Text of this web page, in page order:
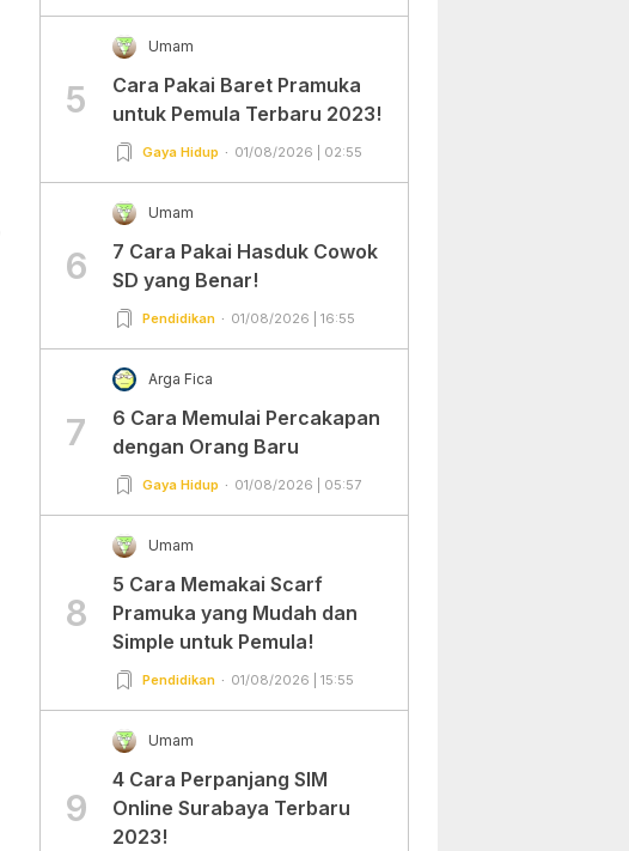
5
Umam
Cara Pakai Baret Pramuka
untuk Pemula Terbaru 2023!
Gaya Hidup 01/08/2026 | 02:55
6
Umam
7 Cara Pakai Hasduk Cowok
SD yang Benar!
Pendidikan 01/08/2026 | 16:55
7
Arga Fica
6 Cara Memulai Percakapan
dengan Orang Baru
Gaya Hidup 01/08/2026 | 05:57
8
Umam
5 Cara Memakai Scarf
Pramuka yang Mudah dan
Simple untuk Pemula!
Pendidikan 01/08/2026 | 15:55
9
Umam
4 Cara Perpanjang SIM
Online Surabaya Terbaru
2023!